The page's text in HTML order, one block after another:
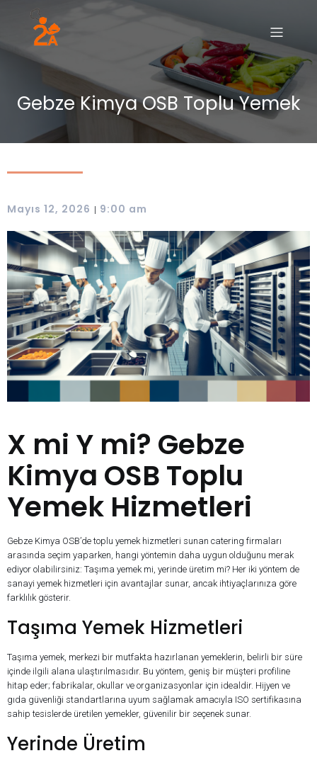
Gebze Kimya OSB Toplu Yemek
Mayıs 12, 2026 | 9:00 am
X mi Y mi? Gebze
Kimya OSB Toplu
Yemek Hizmetleri
Gebze Kimya OSB’de toplu yemek hizmetleri sunan catering firmaları
arasında seçim yaparken, hangi yöntemin daha uygun olduğunu merak
ediyor olabilirsiniz: Taşıma yemek mi, yerinde üretim mi? Her iki yöntem de
sanayi yemek hizmetleri için avantajlar sunar, ancak ihtiyaçlarınıza göre
farklılık gösterir.
Taşıma Yemek Hizmetleri
Taşıma yemek, merkezi bir mutfakta hazırlanan yemeklerin, belirli bir süre
içinde ilgili alana ulaştırılmasıdır. Bu yöntem, geniş bir müşteri profiline
hitap eder; fabrikalar, okullar ve organizasyonlar için idealdir. Hijyen ve
gıda güvenliği standartlarına uyum sağlamak amacıyla ISO sertifikasına
sahip tesislerde üretilen yemekler, güvenilir bir seçenek sunar.
Yerinde Üretim